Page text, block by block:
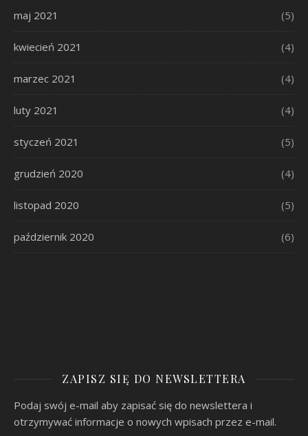
maj 2021 (5)
kwiecień 2021 (4)
marzec 2021 (4)
luty 2021 (4)
styczeń 2021 (5)
grudzień 2020 (4)
listopad 2020 (5)
październik 2020 (6)
ZAPISZ SIĘ DO NEWSLETTERA
Podaj swój e-mail aby zapisać się do newslettera i
otrzymywać informacje o nowych wpisach przez e-mail.